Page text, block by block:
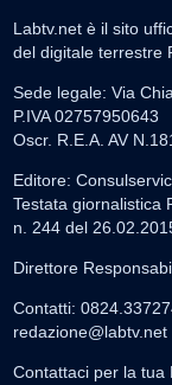
Labtv.net è il sito
del digitale terrestre
Sede legale: Via
P.IVA 02757950643
Oscr. R.E.A. AV
Editore:
Testata giornalistica
n. 244 del
Direttore
Contatti:
redazione@labtv.net
Contattaci per la tua